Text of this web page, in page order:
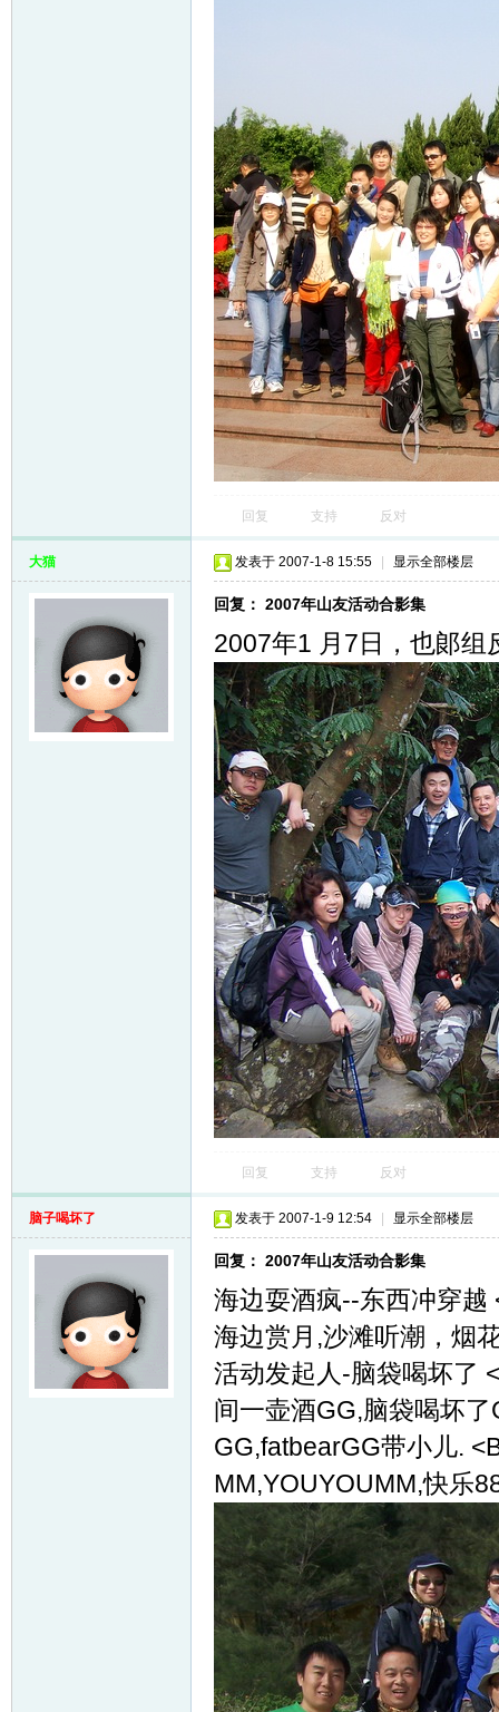
回复 支持 反对
大猫 发表于 2007-1-8 15:55 显示全部楼层
回复： 2007年山友活动合影集
2007年1 月7日，也郞组
回复 支持 反对
脑子喝坏了 发表于 2007-1-9 12:54 显示全部楼层
回复： 2007年山友活动合影集
海边耍酒疯--东西冲穿越
海边赏月,沙滩听潮，烟
活动发起人-脑袋喝坏了
间一壶酒GG,脑袋喝坏
GG,fatbearGG带小儿.
MM,YOUYOUMM,快乐